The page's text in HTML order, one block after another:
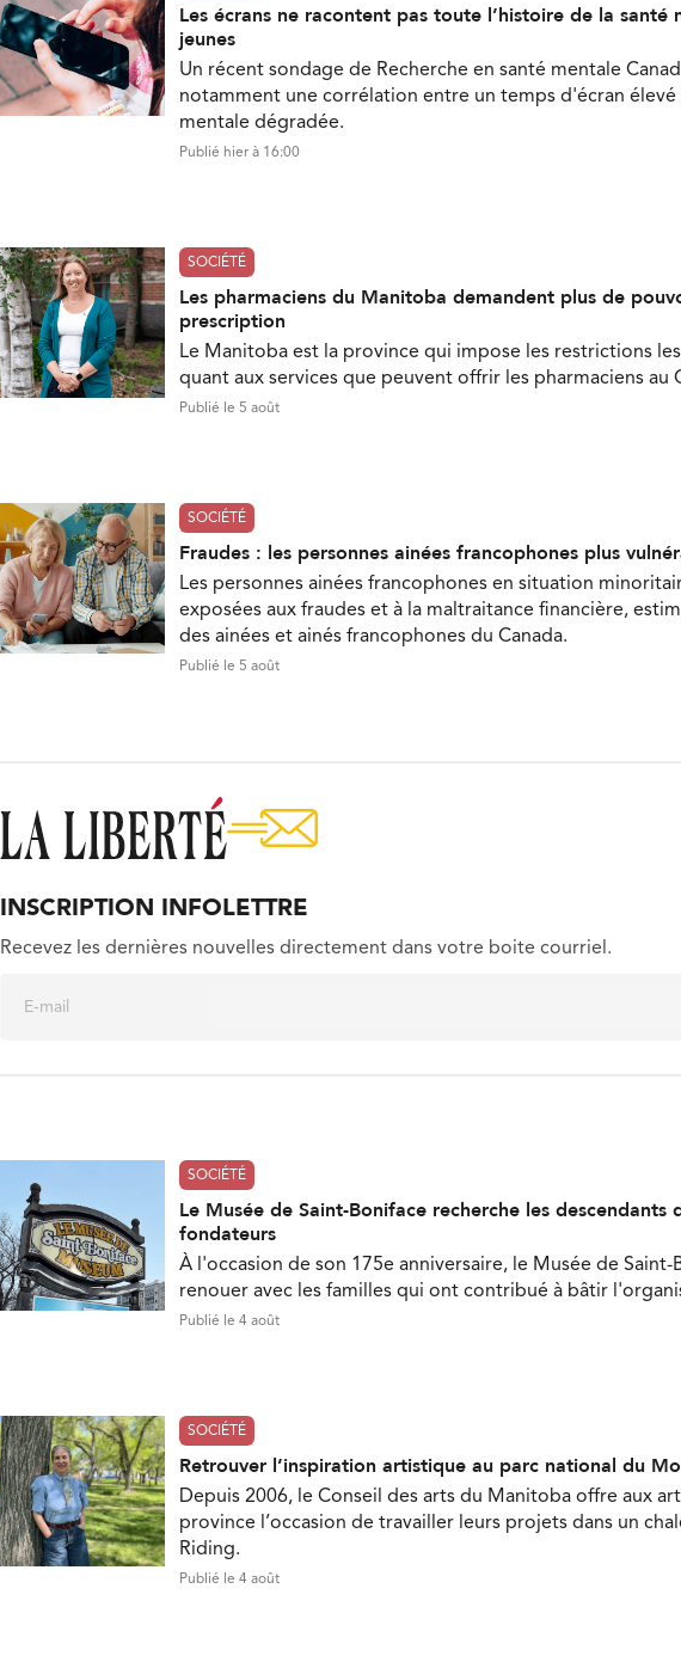
Les écrans ne racontent pas toute l’histoire de la santé
jeunes
Un récent sondage de Recherche en santé mentale
notamment une corrélation entre un temps d'écran élevé
mentale dégradée.
Publié hier à 16:00
SOCIÉTÉ
Les pharmaciens du Manitoba demandent plus de
prescription
Le Manitoba est la province qui impose les restrictions
quant aux services que peuvent offrir les pharmaciens au
Publié le 5 août
SOCIÉTÉ
Fraudes : les personnes ainées francophones plus
Les personnes ainées francophones en situation
exposées aux fraudes et à la maltraitance financière,
des ainées et ainés francophones du Canada.
Publié le 5 août
INSCRIPTION INFOLETTRE
Recevez les dernières nouvelles directement dans votre boite courriel.
SOCIÉTÉ
Le Musée de Saint-Boniface recherche les descendants
fondateurs
À l'occasion de son 175e anniversaire, le Musée de Saint-
renouer avec les familles qui ont contribué à bâtir
Publié le 4 août
SOCIÉTÉ
Retrouver l’inspiration artistique au parc national du
Depuis 2006, le Conseil des arts du Manitoba offre aux
province l’occasion de travailler leurs projets dans un
Riding.
Publié le 4 août